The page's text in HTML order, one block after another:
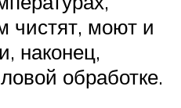
чистят, моют и
наконец,
обработке.